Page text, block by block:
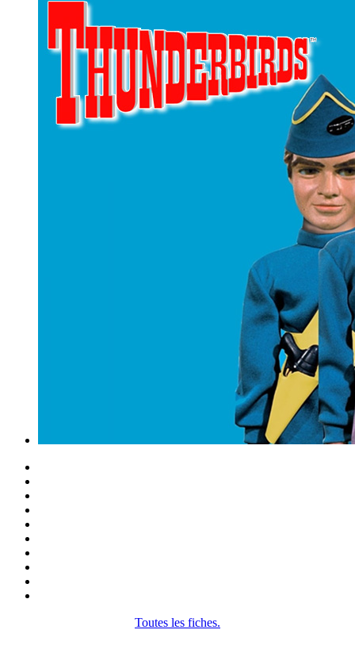
Toutes les fiches.